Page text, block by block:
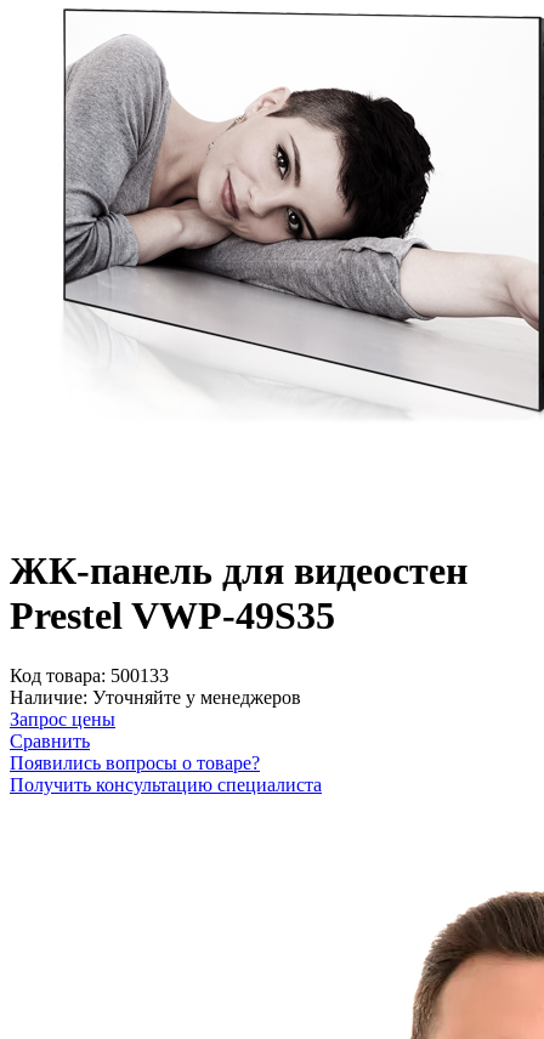
ЖК-панель для видеостен
Prestel VWP-49S35
Код товара: 500133
Наличие: Уточняйте у менеджеров
Запрос цены
Сравнить
Появились вопросы о товаре?
Получить консультацию специалиста